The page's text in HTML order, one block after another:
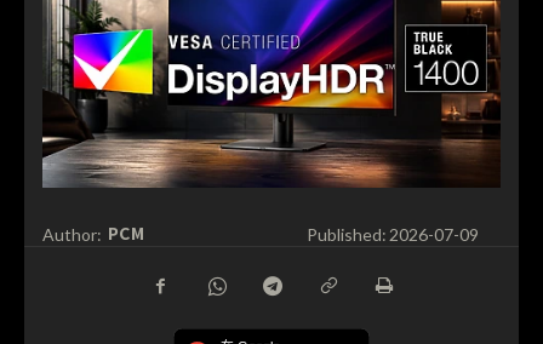
Author: PCM Published: 2026-07-09